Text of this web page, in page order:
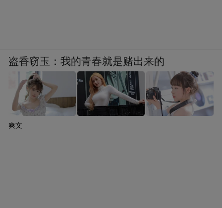
盗香窃玉：我的青春就是赌出来的
爽文